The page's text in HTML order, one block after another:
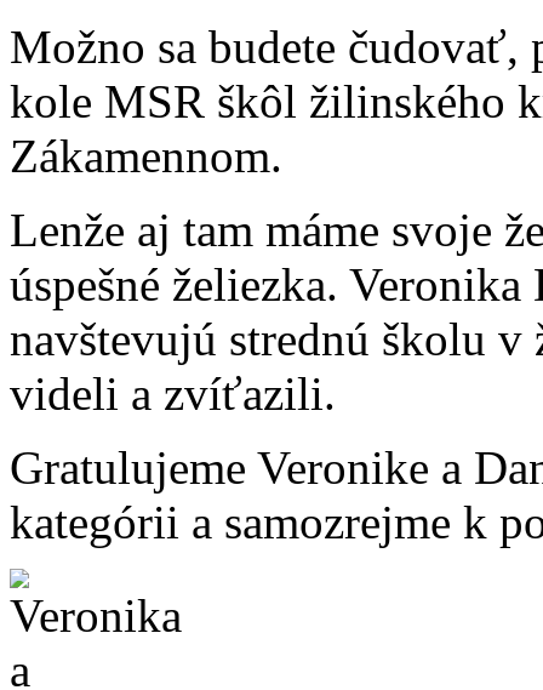
Možno sa budete
kole MSR škôl žilinského
Zákamennom.
Lenže aj tam máme svoje
úspešné želiezka.
navštevujú strednú školu
videli a zvíťazili.
Gratulujeme Veronike a
kategórii a samozrejme k